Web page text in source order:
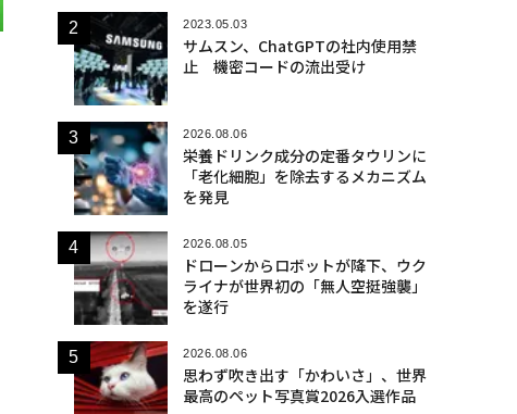
2023.05.03
サムスン、ChatGPTの社内使用禁
止 機密コードの流出受け
2026.08.06
栄養ドリンク成分の定番タウリンに
「老化細胞」を除去するメカニズム
を発見
2026.08.05
ドローンからロボットが降下、ウク
ライナが世界初の「無人空挺強襲」
を遂行
2026.08.06
思わず吹き出す「かわいさ」、世界
最高のペット写真賞2026入選作品